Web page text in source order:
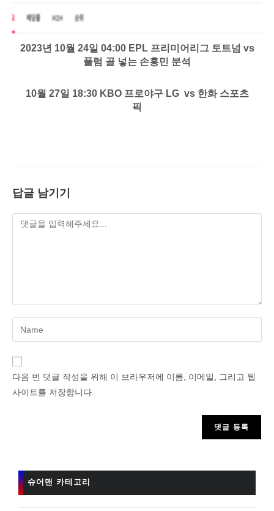
2023년 10월 24일 04:00 EPL 프리미어리그 토트넘 vs
풀럼 골 넣는 손흥민 분석
10월 27일 18:30 KBO 프로야구 LG vs 한화 스포츠
픽
답글 남기기
Enter
your
name
다음 번 댓글 작성을 위해 이 브라우저에 이름, 이메일, 그리고 웹
사이트를 저장합니다.
슈어맨 카테고리